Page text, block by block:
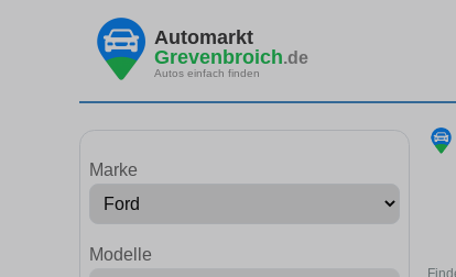
Automarkt
Grevenbroich.de
Autos einfach finden
Marke
Modelle